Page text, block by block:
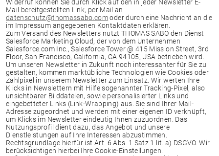
Widerruf können Sie durch Klick auf den in jeder Newsletter E-
Mail bereitgestellten Link, per Mail an
datenschutz@thomassabo.comoder durch eine Nachricht an die
im Impressum angegebenen Kontaktdaten erklären.
Zum Versand des Newsletters nutzt THOMAS SABO den Dienst
Salesforce Marketing Cloud, der von dem Unternehmen
Salesforce.com Inc., Salesforce Tower @ 415 Mission Street, 3rd
Floor, San Francisco, California, CA 94105, USA betrieben wird.
Um unseren Newsletter in Zukunft noch interessanter für Sie zu
gestalten, kommen marktübliche Technologien wie Cookies oder
Zählpixel in unserem Newsletter zum Einsatz. Wir werten Ihre
Klicks in Newslettern mit Hilfe sogenannter Tracking-Pixel, also
unsichtbarer Bilddateien, sowie personalisierter Links und
eingebetteter Links (Link-Wrapping) aus. Sie sind Ihrer Mail-
Adresse zugeordnet und werden mit einer eigenen ID verknüpft,
um Klicks im Newsletter eindeutig Ihnen zuzuordnen. Das
Nutzungsprofil dient dazu, das Angebot und unsere
Dienstleistungen auf Ihre Interessen abzustimmen.
Rechtsgrundlage hierfür ist Art. 6 Abs. 1 Satz 1 lit. a) DSGVO. Wir
berücksichtigen hierbei Ihre Cookie-Einstellungen.